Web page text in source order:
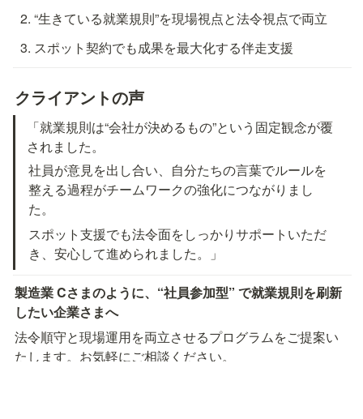
“生きている就業規則”を現場視点と法令視点で両立
スポット契約でも成果を最大化する伴走支援
クライアントの声
「就業規則は“会社が決めるもの”という固定観念が覆
されました。
社員が意見を出し合い、自分たちの言葉でルールを
整える過程がチームワークの強化につながりまし
た。
スポット支援でも法令面をしっかりサポートいただ
き、安心して進められました。」
製造業 Cさまのように、“社員参加型” で就業規則を刷新
したい企業さまへ
法令順守と現場運用を両立させるプログラムをご提案い
たします。お気軽にご相談ください。